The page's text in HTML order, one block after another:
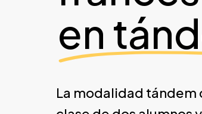
en
La modalidad tándem